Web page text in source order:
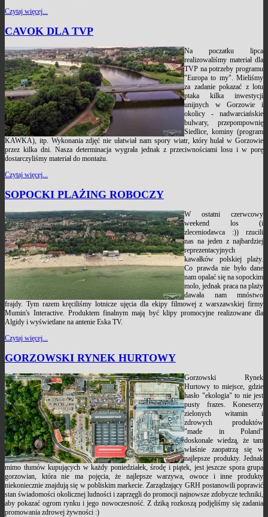
Czytaj więcej...
CAVOK DLA TVP
Na poczatku lipca
realizowaliśmy materiał dla
TVP na potrzeby programu
"Europa to my". Mieliśmy
za zadanie pokazać z lotu
ptaka kilka inwestycji
unijnych w Gorzowie i
okolicy - nadwarciańskie
bulwary, przepompownię
Siedlice, kominy (program
KAWKA), itp. Wykonania zdjęć nie ułatwiał nam spory wiatr, który hulał w Gorzowie
przez kilka dni. Nasza determinacja wygrała jednak z przeciwnościami losu i w porę
dostarczyliśmy materiał do montażu.
Czytaj więcej...
SOPOCKI PLAŻING ROBOCZY
W ostatni czerwcowy
weekend los (i
zleceniodawca :)) rzucili
nas na jeden z najbardziej
reprezentacyjnych
kawałków polskiej plaży.
Co prawda nie było dane
nam opalać się na sopockim
molo, jednak praca na plaży
dawała nam mnóstwo
frajdy. Tym razem kręciliśmy lotnicze ujęcia dla ekipy filmowej z warszawskiej firmy
Mumin's Interactive. Produktem finalnym mają być klipy promocyjne realizowane dla
Algidy i wyświetlane na antenie Eska TV.
Czytaj więcej...
GORZOWSKI RYNEK HURTOWY
Gorzowski Rynek
Hurtowy to miejsce, gdzie
hasło "ekologia" to nie jest
pusty frazes. Koneserzy
zielonych witamin i
zdrowych produktów
"made in Poland"
doskonale wiedzą, że tam
właśnie zaopatrzą się w
najlepsze produkty. Jednak
mimo tłumów kupujących w każdy poniedziałek, środę i piątek, jest jeszcze spora grupa
gorzowian, która nie ma pojęcia, że najlepsze warzywa, owoce i inne produkty
niekoniecznie znajdują się w pobliskim markecie. Zarządzający GRH postanowili poprawić
stan świadomości okolicznej ludności i zaprzęgli do promocji najnowsze zdobycze techniki,
aby pokazać ogrom rynku i jego nowoczesność. Z dziką rozkoszą podjęliśmy się zadania
promowania zdrowej żywności :)